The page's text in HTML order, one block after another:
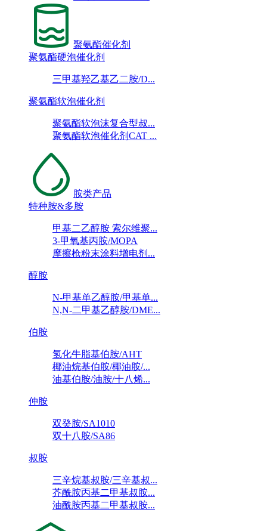
聚氨酯催化剂
聚氨酯硬泡催化剂
三甲基羟乙基乙二胺/D...
聚氨酯软泡催化剂
聚氨酯软泡沫复合型叔...
聚氨酯软泡催化剂CAT ...
胺类产品
特种胺&多胺
甲基二乙醇胺 索尔维聚...
3-甲氧基丙胺/MOPA
摩擦枪粉末涂料增电剂...
醇胺
N-甲基单乙醇胺/甲基单...
N,N-二甲基乙醇胺/DME...
伯胺
氢化牛脂基伯胺/AHT
椰油烷基伯胺/椰油胺/...
油基伯胺/油胺/十八烯...
仲胺
双癸胺/SA1010
双十八胺/SA86
叔胺
三辛烷基叔胺/三辛基叔...
芥酰胺丙基二甲基叔胺...
油酰胺丙基二甲基叔胺...